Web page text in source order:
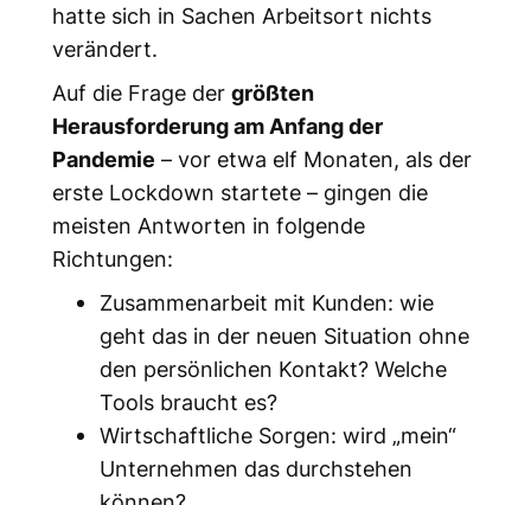
hatte sich in Sachen Arbeitsort nichts
verändert.
Auf die Frage der größten
Herausforderung am Anfang der
Pandemie – vor etwa elf Monaten, als der
erste Lockdown startete – gingen die
meisten Antworten in folgende
Richtungen:
Zusammenarbeit mit Kunden: wie
geht das in der neuen Situation ohne
den persönlichen Kontakt? Welche
Tools braucht es?
Wirtschaftliche Sorgen: wird „mein“
Unternehmen das durchstehen